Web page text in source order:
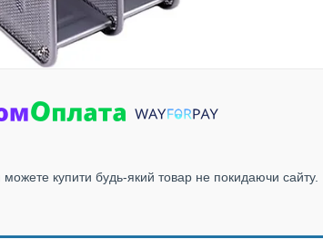
можете купити будь-який товар не покидаючи сайту.